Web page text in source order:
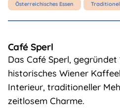
Österreichisches Essen
Café Sperl
Das Café Sperl, gegründet
historisches Wiener
Interieur, traditioneller
zeitlosem Charme.